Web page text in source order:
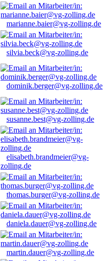
marianne.baier@vg-zolling.de
silvia.beck@vg-zolling.de
dominik.berger@vg-zolling.de
susanne.best@vg-zolling.de
elisabeth.brandmeier@vg-
zolling.de
thomas.burger@vg-zolling.de
daniela.dauer@vg-zolling.de
martin.dauer@vg-zolling.de